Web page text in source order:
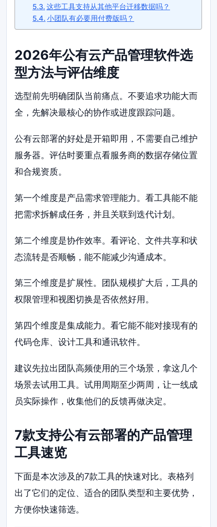
这些工具支持从其他平台迁移数据吗？
小团队有必要用付费版吗？
2026年公有云产品管理软件选
型方法与评估维度
选型前先明确团队当前痛点。不要追求功能大而
全，先解决最核心的协作或进度跟踪问题。
公有云部署的好处是开箱即用，不需要自己维护
服务器。评估时要重点看服务商的数据存储位置
和合规资质。
第一个维度是产品需求管理能力。看工具能不能
把需求拆解成任务，并且关联到迭代计划。
第二个维度是协作效率。看评论、文件共享和状
态流转是否顺畅，能不能减少沟通成本。
第三个维度是扩展性。团队规模扩大后，工具的
权限管理和视图切换是否依然好用。
第四个维度是集成能力。看它能不能对接现有的
代码仓库、设计工具和通讯软件。
建议先拉出团队高频使用的三个场景，拿这几个
场景去试用工具。试用周期至少两周，让一线成
员实际操作，收集他们的反馈再做决定。
7款支持公有云部署的产品管理
工具速览
下面是本次涉及的7款工具的快速对比。表格列
出了它们的定位、适合的团队类型和主要优势，
方便你快速筛选。